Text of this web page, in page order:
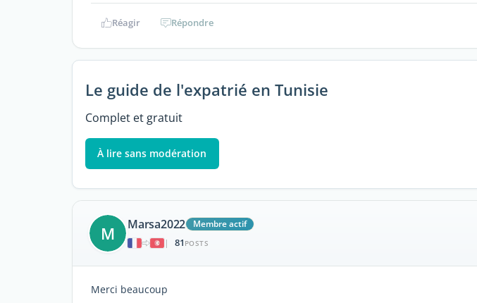
Réagir Répondre
Le guide de l'expatrié en Tunisie
Complet et gratuit
À lire sans modération
M Marsa2022
Membre actif
|
81 POSTS
Merci beaucoup